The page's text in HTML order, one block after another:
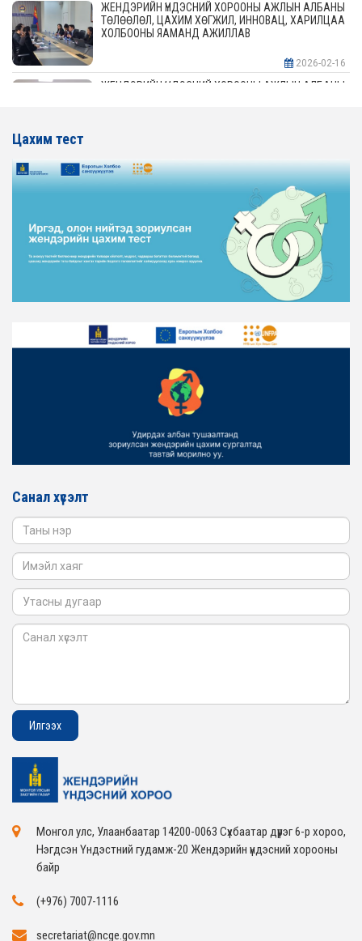
ЖЕНДЭРИЙН ҮНДЭСНИЙ ХОРООНЫ АЖЛЫН АЛБАНЫ
ТӨЛӨӨЛӨЛ, ЦАХИМ ХӨГЖИЛ, ИННОВАЦ, ХАРИЛЦАА
ХОЛБООНЫ ЯАМАНД АЖИЛЛАВ
2026-02-16
ЖЕНДЭРИЙН ҮНДЭСНИЙ ХОРООНЫ АЖЛЫН АЛБАНЫ
ЖЕНДЭРИЙН ҮНДЭСНИЙ ХОРООНЫ АЖЛЫН АЛБАНЫ
ТӨЛӨӨЛӨЛ ХОТ БАЙГУУЛАЛТ, БАРИЛГА, ОРОН
СУУЦЖУУЛАЛТЫН ЯАМАНД АЖИЛЛАВ
2026-02-16
ЖЕНДЭРИЙН ЭРХ ТЭГШ БАЙДЛЫГ ХАНГАХ ҮЙЛ
АЖИЛЛАГААГ ЭРЧИМЖҮҮЛЭХ САРЫН ХУВААРЬТАЙ
2026-02-16
ТӨЛӨӨЛӨЛ ЗАМ ТЭЭВРИЙН ЯАМАНД АЖИЛЛАВ
ЖЕНДЭРИЙН ҮНДЭСНИЙ ХОРООНЫ АЖЛЫН АЛБАНЫ
ТӨЛӨӨЛӨЛ БАТЛАН ХАМГААЛАХ ЯАМАНД
Цахим тест
Санал хүсэлт
Монгол улс, Улаанбаатар 14200-0063 Сүхбаатар дүүрэг 6-р хороо,
Нэгдсэн Үндэстний гудамж-20 Жендэрийн үндэсний хорооны
байр
(+976) 7007-1116
secretariat@ncge.gov.mn